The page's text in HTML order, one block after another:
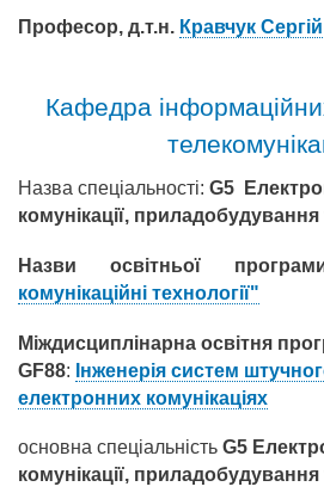
Професор, д.т.н. Кравчук
Кафедра
Назва спеціальності: G5
комунікації, приладобудування
Назви освітньої
комунікаційні технології"
Міждисциплінарна освітня
GF88: Інженерія систем
електронних комунікаціях
основна спеціальність G5
комунікації, приладобудування